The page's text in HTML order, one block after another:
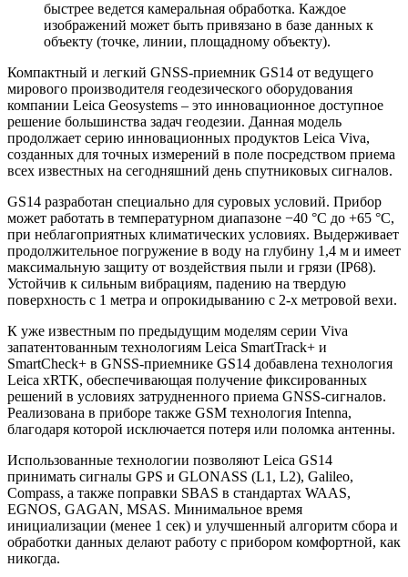
быстрее ведется камеральная обработка. Каждое
изображений может быть привязано в базе данных к
объекту (точке, линии, площадному объекту).
Компактный и легкий GNSS-приемник GS14 от ведущего
мирового производителя геодезического оборудования
компании Leica Geosystems – это инновационное доступное
решение большинства задач геодезии. Данная модель
продолжает серию инновационных продуктов Leica Viva,
созданных для точных измерений в поле посредством приема
всех известных на сегодняшний день спутниковых сигналов.
GS14 разработан специально для суровых условий. Прибор
может работать в температурном диапазоне −40 °C до +65 °C,
при неблагоприятных климатических условиях. Выдерживает
продолжительное погружение в воду на глубину 1,4 м и имеет
максимальную защиту от воздействия пыли и грязи (IP68).
Устойчив к сильным вибрациям, падению на твердую
поверхность с 1 метра и опрокидыванию с 2-х метровой вехи.
К уже известным по предыдущим моделям серии Viva
запатентованным технологиям Leica SmartTrack+ и
SmartCheck+ в GNSS-приемнике GS14 добавлена технология
Leica xRTK, обеспечивающая получение фиксированных
решений в условиях затрудненного приема GNSS-сигналов.
Реализована в приборе также GSM технология Intenna,
благодаря которой исключается потеря или поломка антенны.
Использованные технологии позволяют Leica GS14
принимать сигналы GPS и GLONASS (L1, L2), Galileo,
Compass, а также поправки SBAS в стандартах WAAS,
EGNOS, GAGAN, MSAS. Минимальное время
инициализации (менее 1 сек) и улучшенный алгоритм сбора и
обработки данных делают работу с прибором комфортной, как
никогда.